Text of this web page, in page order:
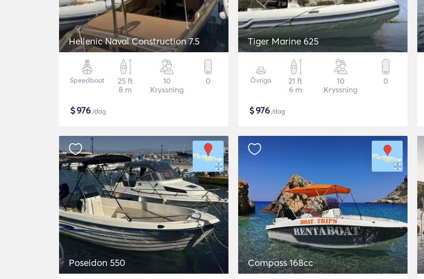
Hellenic Naval Construction 7.5
Speedboat
25 ft
8 m
10
Kryssning
0
$976/dag
Tiger Marine 625
Övriga
21 ft
6 m
10
Kryssning
0
$976/dag
Poseidon 550 Compass 168cc